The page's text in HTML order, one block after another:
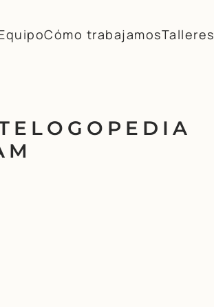
Cómo trabajamosTalleres